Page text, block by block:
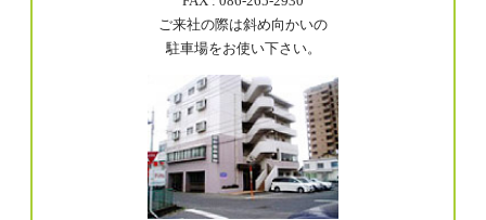
ご来社の際は斜め向かいの
駐車場をお使い下さい。